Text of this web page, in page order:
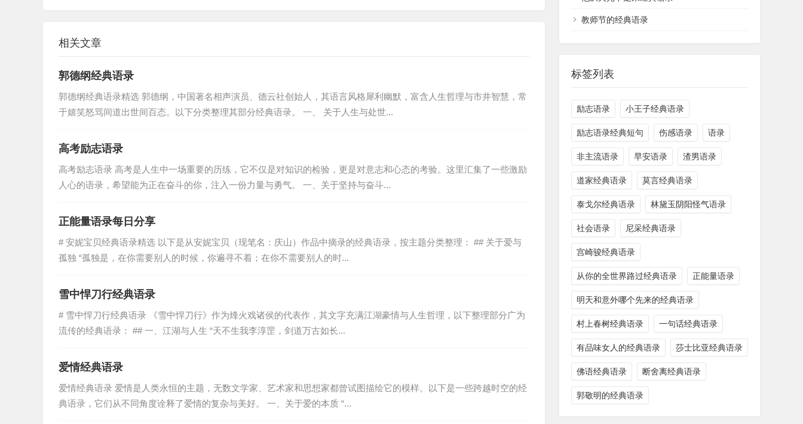
相关文章
郭德纲经典语录
郭德纲经典语录精选 郭德纲，中国著名相声演员、德云社创始人，其语言风格犀利幽默，富含人生哲理与市井智慧，常
于嬉笑怒骂间道出世间百态。以下分类整理其部分经典语录。 一、 关于人生与处世...
高考励志语录
高考励志语录 高考是人生中一场重要的历练，它不仅是对知识的检验，更是对意志和心态的考验。这里汇集了一些激励
人心的语录，希望能为正在奋斗的你，注入一份力量与勇气。 一、关于坚持与奋斗...
正能量语录每日分享
# 安妮宝贝经典语录精选 以下是从安妮宝贝（现笔名：庆山）作品中摘录的经典语录，按主题分类整理： ## 关于爱与
孤独 “孤独是，在你需要别人的时候，你遍寻不着；在你不需要别人的时...
雪中悍刀行经典语录
# 雪中悍刀行经典语录 《雪中悍刀行》作为烽火戏诸侯的代表作，其文字充满江湖豪情与人生哲理，以下整理部分广为
流传的经典语录： ## 一、江湖与人生 “天不生我李淳罡，剑道万古如长...
爱情经典语录
爱情经典语录 爱情是人类永恒的主题，无数文学家、艺术家和思想家都曾试图描绘它的模样。以下是一些跨越时空的经
典语录，它们从不同角度诠释了爱情的复杂与美好。 一、关于爱的本质 “...
教师节的经典语录
标签列表
励志语录 小王子经典语录
励志语录经典短句 伤感语录 语录
非主流语录 早安语录 渣男语录
道家经典语录 莫言经典语录
泰戈尔经典语录 林黛玉阴阳怪气语录
社会语录 尼采经典语录
宫崎骏经典语录
从你的全世界路过经典语录 正能量语录
明天和意外哪个先来的经典语录
村上春树经典语录 一句话经典语录
有品味女人的经典语录 莎士比亚经典语录
佛语经典语录 断舍离经典语录
郭敬明的经典语录